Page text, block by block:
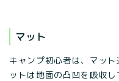
マット
キャンプ初心者は、マッ
ットは地面の凸凹を吸収